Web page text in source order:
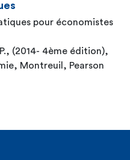
(2014- 4ème édition),
Mathématiques pour l’économie, Montreuil, Pearson